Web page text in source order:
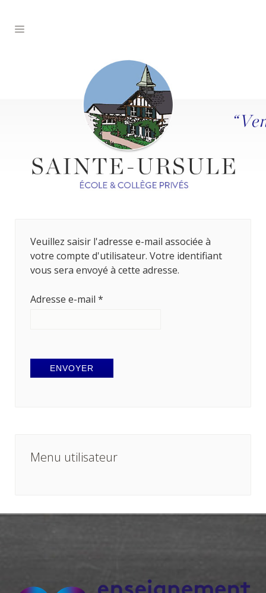
Veuillez saisir l'adresse e-mail associée à
votre compte d'utilisateur. Votre identifiant
vous sera envoyé à cette adresse.
Adresse e-mail *
ENVOYER
Menu utilisateur